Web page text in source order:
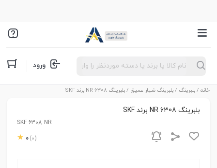
Products
search ورود
خانه /بلبرینگ /بلبرینگ شیار عمیق / بلبرینگ 6308 NR برند SKF
بلبرینگ 6308 NR برند SKF
SKF 6308 NR
0 (0)